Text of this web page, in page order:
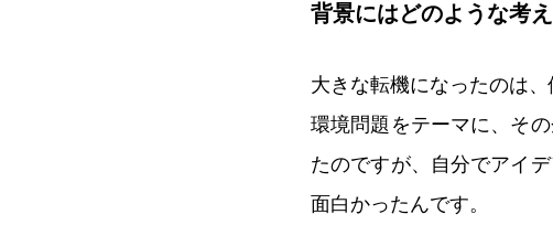
背景にはどのような考
大きな転機になったのは
環境問題をテーマに、そ
たのですが、自分でアイ
面白かったんです。